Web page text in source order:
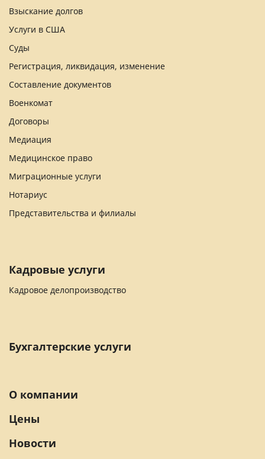
Взыскание долгов
Услуги в США
Суды
Регистрация, ликвидация, изменение
Составление документов
Военкомат
Договоры
Медиация
Медицинское право
Миграционные услуги
Нотариус
Представительства и филиалы
Кадровые услуги
Кадровое делопроизводство
Бухгалтерские услуги
О компании
Цены
Новости